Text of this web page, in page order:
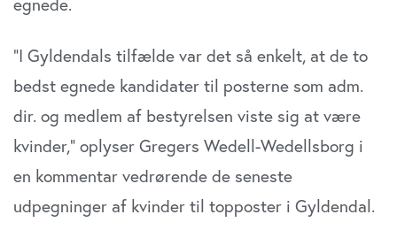
analysepartnere. Vores partnere kan kombinere disse
de har indsamlet fra din brug af deres tjenester. Du
samtykker til vores cookies, hvis du fortsætter med at
anvende vores hjemmeside.
“I Gyldendals tilfælde var det så enkelt, at de to
bedst egnede kandidater til posterne som adm.
dir. og medlem af bestyrelsen viste sig at være
kvinder,” oplyser Gregers Wedell-Wedellsborg i
en kommentar vedrørende de seneste
udpegninger af kvinder til topposter i Gyldendal.